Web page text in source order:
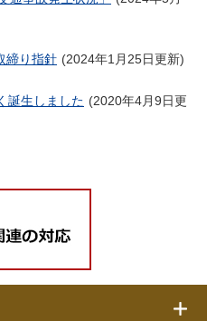
締り指針 2024年1月25日更新
誕生しました
2020年4月9日更